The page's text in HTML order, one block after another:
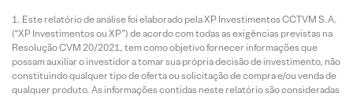
Este relatório de análise foi elaborado pela XP Investimentos CCTVM S.A.
(“XP Investimentos ou XP”) de acordo com todas as exigências previstas na
Resolução CVM 20/2021, tem como objetivo fornecer informações que
possam auxiliar o investidor a tomar sua própria decisão de investimento, não
constituindo qualquer tipo de oferta ou solicitação de compra e/ou venda de
qualquer produto. As informações contidas neste relatório são consideradas